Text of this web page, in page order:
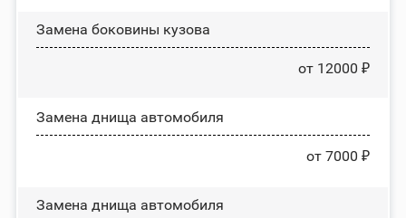
Замена боковины кузова
от 12000 ₽
Замена днища автомобиля
от 7000 ₽
Замена днища автомобиля